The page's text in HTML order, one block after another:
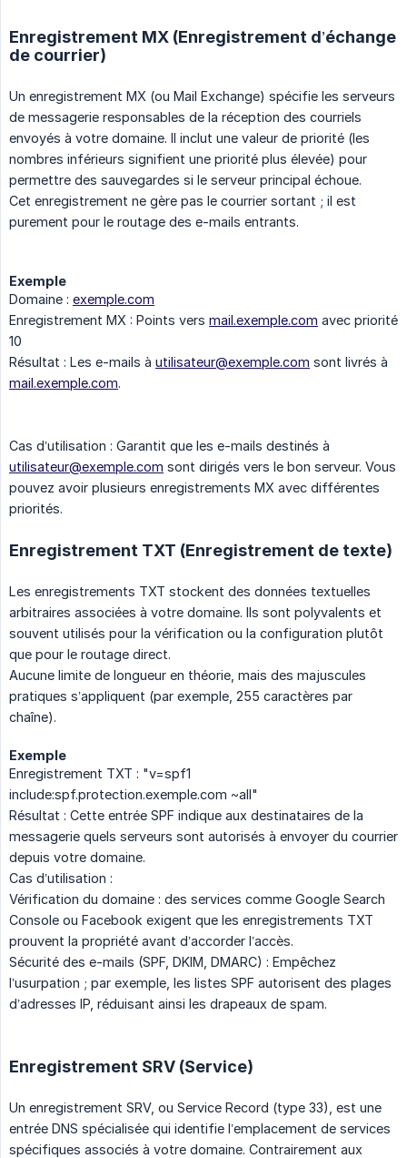
Enregistrement MX (Enregistrement d’échange
de courrier)
Un enregistrement MX (ou Mail Exchange) spécifie les serveurs
de messagerie responsables de la réception des courriels
envoyés à votre domaine. Il inclut une valeur de priorité (les
nombres inférieurs signifient une priorité plus élevée) pour
permettre des sauvegardes si le serveur principal échoue.
Cet enregistrement ne gère pas le courrier sortant ; il est
purement pour le routage des e-mails entrants.
Exemple
Domaine : exemple.com
Enregistrement MX : Points vers mail.exemple.com avec priorité
10
Résultat : Les e-mails à utilisateur@exemple.com sont livrés à
mail.exemple.com.
Cas d’utilisation : Garantit que les e-mails destinés à
utilisateur@exemple.com sont dirigés vers le bon serveur. Vous
pouvez avoir plusieurs enregistrements MX avec différentes
priorités.
Enregistrement TXT (Enregistrement de texte)
Les enregistrements TXT stockent des données textuelles
arbitraires associées à votre domaine. Ils sont polyvalents et
souvent utilisés pour la vérification ou la configuration plutôt
que pour le routage direct.
Aucune limite de longueur en théorie, mais des majuscules
pratiques s’appliquent (par exemple, 255 caractères par
chaîne).
Exemple
Enregistrement TXT : "v=spf1
include:spf.protection.exemple.com ~all"
Résultat : Cette entrée SPF indique aux destinataires de la
messagerie quels serveurs sont autorisés à envoyer du courrier
depuis votre domaine.
Cas d’utilisation :
Vérification du domaine : des services comme Google Search
Console ou Facebook exigent que les enregistrements TXT
prouvent la propriété avant d’accorder l’accès.
Sécurité des e-mails (SPF, DKIM, DMARC) : Empêchez
l’usurpation ; par exemple, les listes SPF autorisent des plages
d’adresses IP, réduisant ainsi les drapeaux de spam.
Enregistrement SRV (Service)
Un enregistrement SRV, ou Service Record (type 33), est une
entrée DNS spécialisée qui identifie l’emplacement de services
spécifiques associés à votre domaine. Contrairement aux